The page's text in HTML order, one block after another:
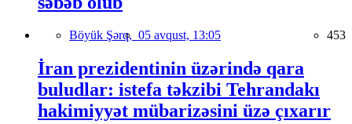
Böyük Şərq, 05 avqust, 13:05 453
İran prezidentinin üzərində qara
buludlar: istefa təkzibi Tehrandakı
hakimiyyət mübarizəsini üzə çıxarır